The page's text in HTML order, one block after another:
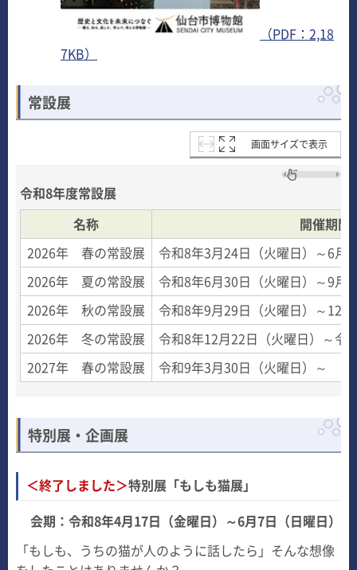
（PDF：2,18
7KB）
常設展
画面サイズで表示
令和8年度常設展
名称
開催期間
2026年 春の常設展
令和8年3月24日（火曜日）～6月
2026年 夏の常設展
令和8年6月30日（火曜日）～9月
2026年 秋の常設展
令和8年9月29日（火曜日）～12
2026年 冬の常設展
令和8年12月22日（火曜日）～令
2027年 春の常設展
令和9年3月30日（火曜日）～
特別展・企画展
＜終了しました＞特別展「もしも猫展」
会期：令和8年4月17日（金曜日）～6月7日（日曜日）
「もしも、うちの猫が人のように話したら」そんな想像